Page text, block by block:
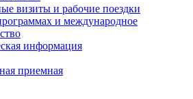
визиты и рабочие поездки
и международное
информация
приемная